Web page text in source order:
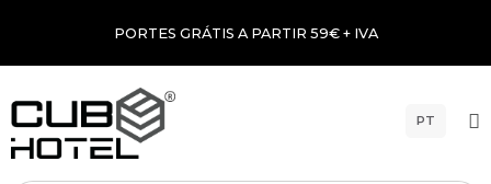
PORTES GRÁTIS A PARTIR 59€ + IVA
PT